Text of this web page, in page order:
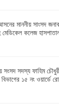
মাননীয় সাংসদ
কলেজ
সংসদ সদস্য ফাহিম
১৫ নং ওয়ার্ডে